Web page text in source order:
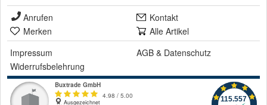
Anrufen
Kontakt
Merken
Alle Artikel
Impressum
AGB & Datenschutz
Widerrufsbelehrung